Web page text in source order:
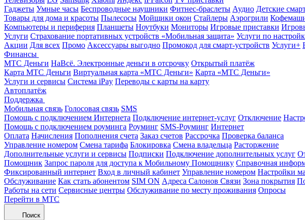
Гаджеты Умные часы Беспроводные наушники Фитнес-браслеты Аудио Детские
Товары для дома и красоты Пылесосы Мойщики окон Стайлеры Аэрогрили
Компьютеры и периферия Планшеты Ноутбуки Мониторы Игровые приставки
Услуги Страхование портативных устройств «Мобильная защита» Услуги по
Акции Для всех Промо Аксессуары выгодно Промокод для смарт-устройств Услуги+
Финансы
МТС Деньги НаВсё. Электронные деньги в отсрочку Открытый платёж
Карта МТС Деньги Виртуальная карта «МТС Деньги» Карта «МТС Деньги»
Услуги и сервисы Система iPay Переводы с карты на карту
Автоплатёж
Поддержка
Мобильная связь Голосовая связь SMS
Помощь с подключением Интернета Подключение интернет-услуг Отключение
Помощь с подключением роуминга Роуминг SMS-Роуминг Интернет
Оплата Начисления Пополнения счета Заказ счетов Рассрочка Проверка баланса
Управление номером Смена тарифа Блокировка Смена владельца Расторжение
Дополнительные услуги и сервисы Подписки Подключение дополнительных услуг
Помощник Запрос пароля для доступа к Мобильному Помощнику Справочная
Фиксированный интернет Вход в личный кабинет Управление номером Настройки
Обслуживание Как стать абонентом SIM ON Адреса Салонов Связи Зона покрытия
Работы на сети Сервисные центры Обслуживание по месту проживания Опросы
Перейти в МТС
Поиск